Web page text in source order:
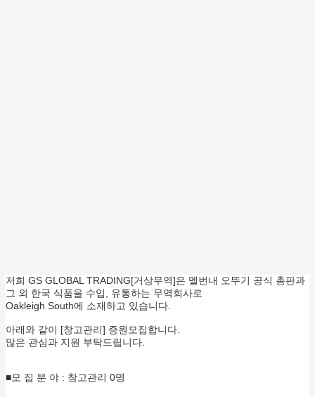
저희 GS GLOBAL TRADING[거상무역]은 멜번내 오뚜기 공식 총판과
그 외 한국 식품을 수입, 유통하는 무역회사로
Oakleigh South에 소재하고 있습니다.
아래와 같이 [창고관리] 증원모집합니다.
많은 관심과 지원 부탁드립니다.
■모 집 분 야 : 창고관리 0명